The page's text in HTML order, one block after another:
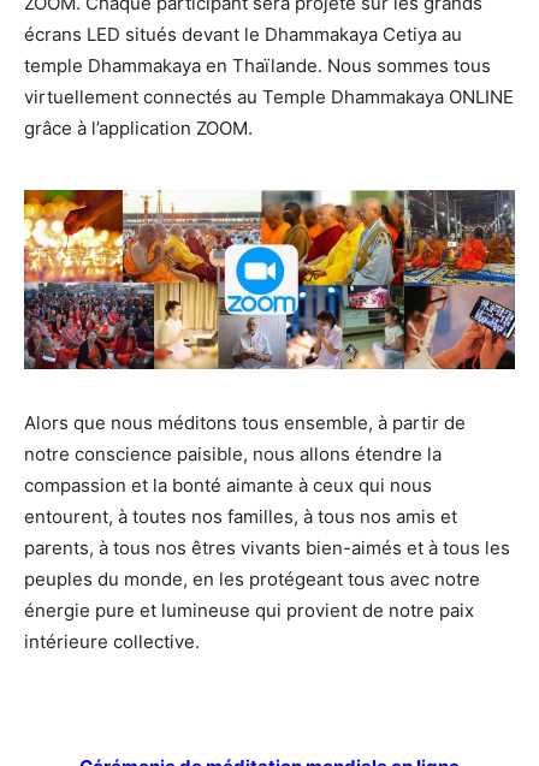
écrans LED situés devant le Dhammakaya Cetiya au
temple Dhammakaya en Thaïlande. Nous sommes tous
virtuellement connectés au Temple Dhammakaya ONLINE
grâce à l’application ZOOM.
Alors que nous méditons tous ensemble, à partir de
notre conscience paisible, nous allons étendre la
compassion et la bonté aimante à ceux qui nous
entourent, à toutes nos familles, à tous nos amis et
parents, à tous nos êtres vivants bien-aimés et à tous les
peuples du monde, en les protégeant tous avec notre
énergie pure et lumineuse qui provient de notre paix
intérieure collective.